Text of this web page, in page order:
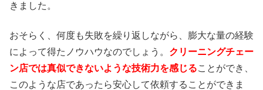
きました。
おそらく、何度も失敗を繰り返しながら、膨大な量の経験
によって得たノウハウなのでしょう。 クリーニングチェー
ン店では真似できないような技術力を感じることができ、
このような店であったら安心して依頼することができま